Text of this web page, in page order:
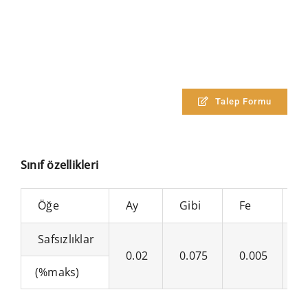
Talep Formu
Sınıf özellikleri
Öğe Ay Gibi Fe
Safsızlıklar
0.02
0.075 0.005
(%maks)